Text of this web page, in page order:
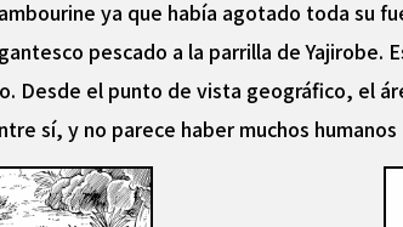
ya que había agotado toda su
pescado a la parrilla de Yajirobe.
Desde el punto de vista geográfico, el
sí, y no parece haber muchos humanos